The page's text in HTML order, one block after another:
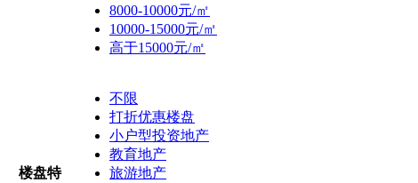
8000-10000元/㎡
10000-15000元/㎡
高于15000元/㎡
楼盘特
不限
打折优惠楼盘
小户型投资地产
教育地产
旅游地产